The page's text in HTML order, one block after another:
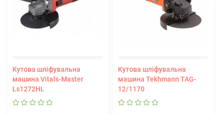
Кутова шліфувальна
машина Vitals-Master
Ls1272HL
Кутова шліфувальна
машина Tekhmann TAG-
12/1170